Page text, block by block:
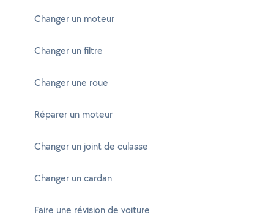
Changer un moteur
Changer un filtre
Changer une roue
Réparer un moteur
Changer un joint de culasse
Changer un cardan
Faire une révision de voiture